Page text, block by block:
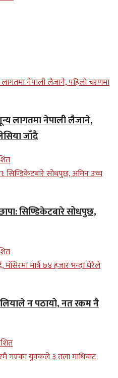
लागतमा नेपाली लैजाने,
जाँदै
सिण्डिकेटबारे सोधपुछ,
न पठायो, नत रकम नै